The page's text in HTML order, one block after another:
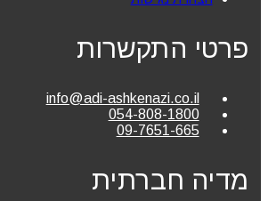
פרטי התקשרות
info@adi-ashkenazi.co.il
054-808-1800
09-7651-665
מדיה חברתית